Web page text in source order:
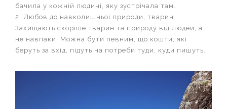
бачила у кожній людині, яку зустрічала там.
2. Любов до навколишньої природи, тварин.
Захищають скоріше тварин та природу від людей, а
не навпаки. Можна бути певним, що кошти, які
беруть за вхід, підуть на потреби туди, куди пишуть.